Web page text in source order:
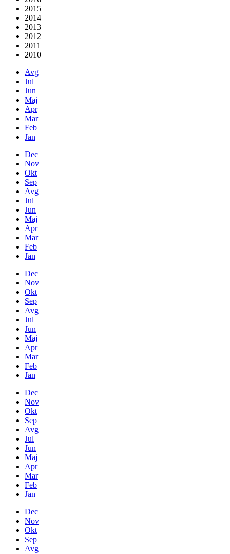
2015
2014
2013
2012
2011
2010
Avg
Jul
Jun
Maj
Apr
Mar
Feb
Jan
Dec
Nov
Okt
Sep
Avg
Jul
Jun
Maj
Apr
Mar
Feb
Jan
Dec
Nov
Okt
Sep
Avg
Jul
Jun
Maj
Apr
Mar
Feb
Jan
Dec
Nov
Okt
Sep
Avg
Jul
Jun
Maj
Apr
Mar
Feb
Jan
Dec
Nov
Okt
Sep
Avg